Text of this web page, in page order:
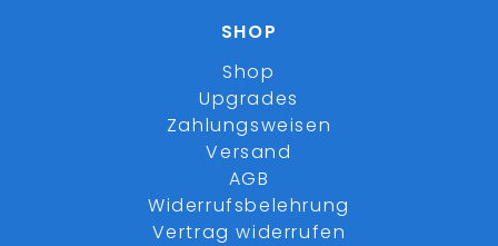
SHOP
Shop
Upgrades
Zahlungsweisen
Versand
AGB
Widerrufsbelehrung
Vertrag widerrufen